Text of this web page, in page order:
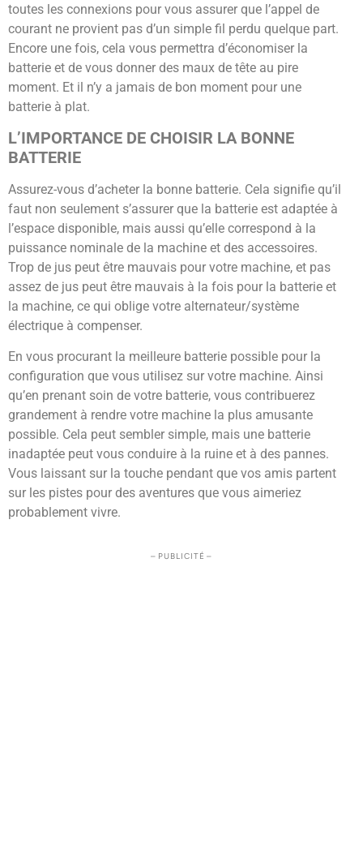
toutes les connexions pour vous assurer que l’appel de
courant ne provient pas d’un simple fil perdu quelque part.
Encore une fois, cela vous permettra d’économiser la
batterie et de vous donner des maux de tête au pire
moment. Et il n’y a jamais de bon moment pour une
batterie à plat.
L’IMPORTANCE DE CHOISIR LA BONNE
BATTERIE
Assurez-vous d’acheter la bonne batterie. Cela signifie qu’il
faut non seulement s’assurer que la batterie est adaptée à
l’espace disponible, mais aussi qu’elle correspond à la
puissance nominale de la machine et des accessoires.
Trop de jus peut être mauvais pour votre machine, et pas
assez de jus peut être mauvais à la fois pour la batterie et
la machine, ce qui oblige votre alternateur/système
électrique à compenser.
En vous procurant la meilleure batterie possible pour la
configuration que vous utilisez sur votre machine. Ainsi
qu’en prenant soin de votre batterie, vous contribuerez
grandement à rendre votre machine la plus amusante
possible. Cela peut sembler simple, mais une batterie
inadaptée peut vous conduire à la ruine et à des pannes.
Vous laissant sur la touche pendant que vos amis partent
sur les pistes pour des aventures que vous aimeriez
probablement vivre.
– PUBLICITÉ –